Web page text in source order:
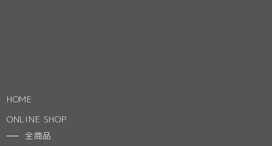
HOME
ONLINE SHOP
全商品